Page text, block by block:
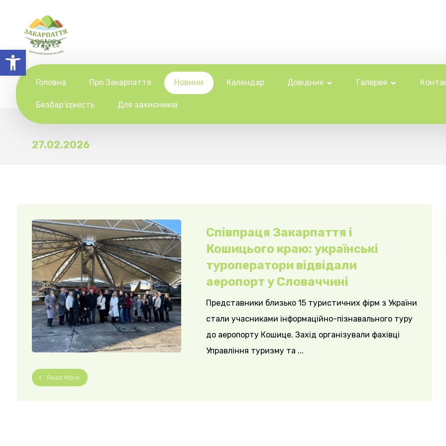
Відкрити Панель інструментів
Головна Про Закарпаття Новини Календар Довідник Галерея
Безбар’єрність Для захисників
27.02.2026
Співпраця Закарпаття і
Кошицього краю: українські
туроператори відвідали
аеропорт у Словаччині
Представники близько 15 туристичних фірм з України
стали учасниками інформаційно-пізнавального туру
до аеропорту Кошице. Захід організували фахівці
Управління туризму та ...
Read More